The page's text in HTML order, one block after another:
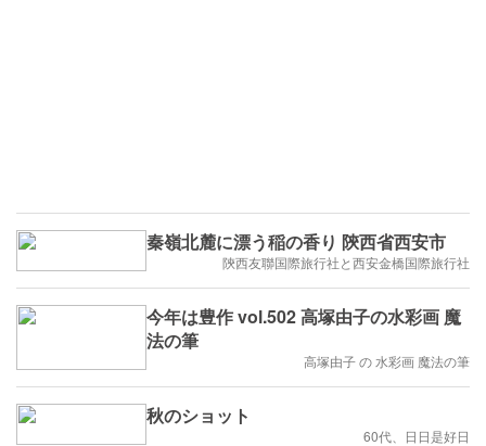
秦嶺北麓に漂う稲の香り 陝西省西安市
陝西友聯国際旅行社と西安金橋国際旅行社
今年は豊作 vol.502 高塚由子の水彩画 魔
法の筆
高塚由子 の 水彩画 魔法の筆
秋のショット
60代、日日是好日